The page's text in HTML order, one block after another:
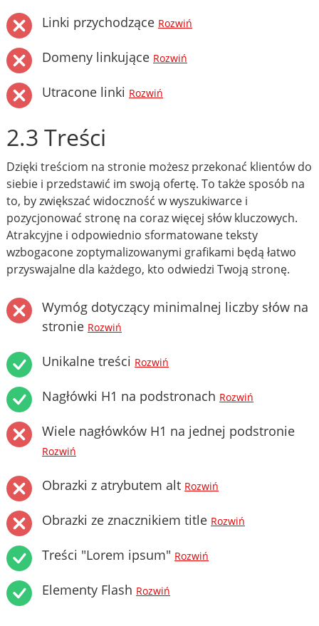
Linki przychodzące Rozwiń
Domeny linkujące Rozwiń
Utracone linki Rozwiń
2.3 Treści
Dzięki treściom na stronie możesz przekonać klientów do
siebie i przedstawić im swoją ofertę. To także sposób na
to, by zwiększać widoczność w wyszukiwarce i
pozycjonować stronę na coraz więcej słów kluczowych.
Atrakcyjne i odpowiednio sformatowane teksty
wzbogacone zoptymalizowanymi grafikami będą łatwo
przyswajalne dla każdego, kto odwiedzi Twoją stronę.
Wymóg dotyczący minimalnej liczby słów na
stronie Rozwiń
Unikalne treści Rozwiń
Nagłówki H1 na podstronach Rozwiń
Wiele nagłówków H1 na jednej podstronie
Rozwiń
Obrazki z atrybutem alt Rozwiń
Obrazki ze znacznikiem title Rozwiń
Treści "Lorem ipsum" Rozwiń
Elementy Flash Rozwiń